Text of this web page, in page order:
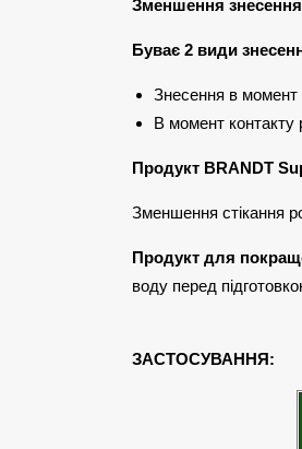
Зменшення
Буває 2 види
Знесення в момент
В момент контакту
Продукт BRANDT
Зменшення стікання
Продукт для
воду перед
ЗАСТОСУВАННЯ: